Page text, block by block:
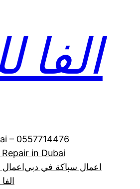
الفا
– 0557714476
in Dubai
اعمال سباكة في دبياعمال